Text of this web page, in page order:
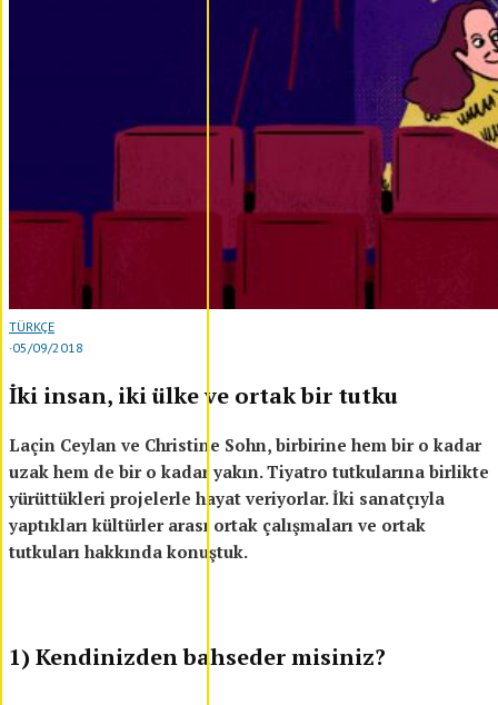
TÜRKÇE
·05/09/2018
İki insan, iki ülke ve ortak bir tutku
Laçin Ceylan ve Christine Sohn, birbirine hem bir o kadar
uzak hem de bir o kadar yakın. Tiyatro tutkularına birlikte
yürüttükleri projelerle hayat veriyorlar. İki sanatçıyla
yaptıkları kültürler arası ortak çalışmaları ve ortak
tutkuları hakkında konuştuk.
1) Kendinizden bahseder misiniz?